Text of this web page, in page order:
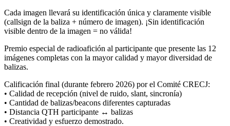
Cada imagen llevará su identificación única y claramente visible
(callsign de la baliza + número de imagen). ¡Sin identificación
visible dentro de la imagen = no válida!
Premio especial de radioafición al participante que presente las 12
imágenes completas con la mayor calidad y mayor diversidad de
balizas.
Calificación final (durante febrero 2026) por el Comité CRECJ:
• Calidad de recepción (nivel de ruido, slant, sincronía)
• Cantidad de balizas/beacons diferentes capturadas
• Distancia QTH participante ↔ balizas
• Creatividad y esfuerzo demostrado.